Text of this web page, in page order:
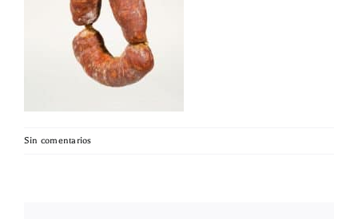
Sin comentarios